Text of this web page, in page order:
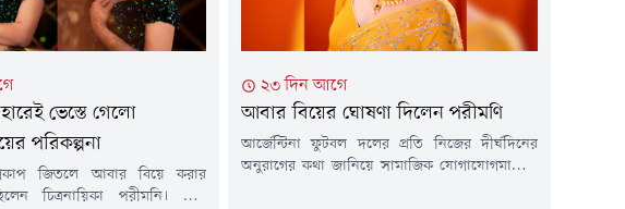
ভেস্তে গেলো
পরিকল্পনা
জিতলে আবার বিয়ে করার
চিত্রনায়িকা পরীমনি। তবে
২৩ দিন আগে
আবার বিয়ের ঘোষণা দিলেন পরীমণি
আর্জেন্টিনা ফুটবল দলের প্রতি নিজের দীর্ঘদিনের
অনুরাগের কথা জানিয়ে সামাজিক যোগাযোগমাধ্যমে